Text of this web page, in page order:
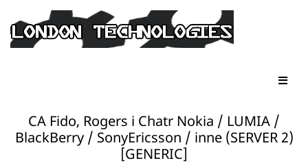
CA Fido, Rogers i Chatr Nokia / LUMIA /
BlackBerry / SonyEricsson / inne (SERVER 2)
[GENERIC]